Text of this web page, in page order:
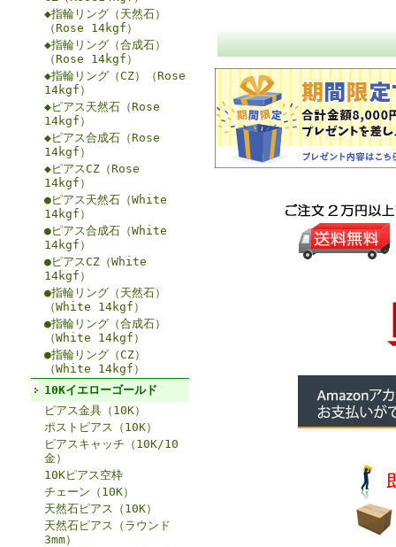
◆指輪リング（天然石）
（Rose 14kgf）
◆指輪リング（合成石）
（Rose 14kgf）
◆指輪リング（CZ）（Rose
14kgf）
◆ピアス天然石（Rose
14kgf）
◆ピアス合成石（Rose
14kgf）
◆ピアスCZ（Rose
14kgf）
●ピアス天然石（White
14kgf）
●ピアス合成石（White
14kgf）
●ピアスCZ（White
14kgf）
●指輪リング（天然石）
（White 14kgf）
●指輪リング（合成石）
（White 14kgf）
●指輪リング（CZ）
（White 14kgf）
10Kイエローゴールド
ピアス金具（10K）
ポストピアス（10K）
ピアスキャッチ（10K/10
金）
10Kピアス空枠
チェーン（10K）
天然石ピアス（10K）
天然石ピアス（ラウンド
3mm）